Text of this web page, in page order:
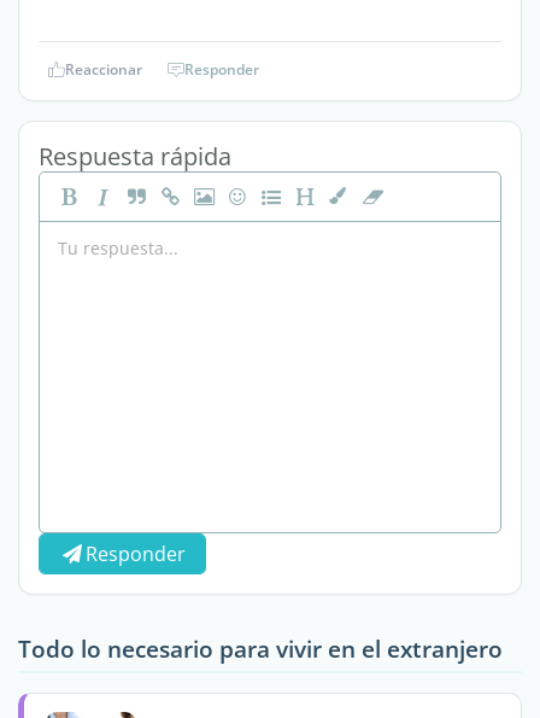
Reaccionar Responder
Respuesta rápida
Responder
Todo lo necesario para vivir en el extranjero